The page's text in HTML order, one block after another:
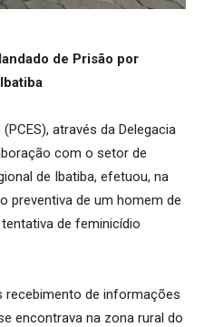
de Prisão por
através da Delegacia
com o setor de
de Ibatiba, efetuou, na
preventiva de um homem de
de feminicídio
recebimento de informações
encontrava na zona rural do